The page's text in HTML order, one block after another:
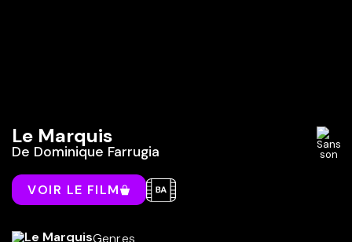
Le Marquis
De Dominique Farrugia
VOIR LE FILM
Genres